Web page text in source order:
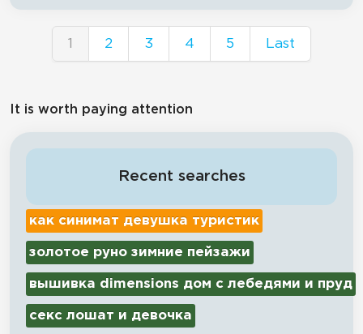
1 2 3 4 5 Last
It is worth paying attention
Recent searches
как синимат девушка туристик
золотое руно зимние пейзажи
вышивка dimensions дом с лебедями и пруд
секс лошат и девочка